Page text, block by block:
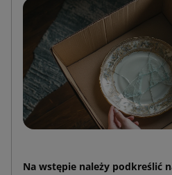
Na wstępie należy podkreślić